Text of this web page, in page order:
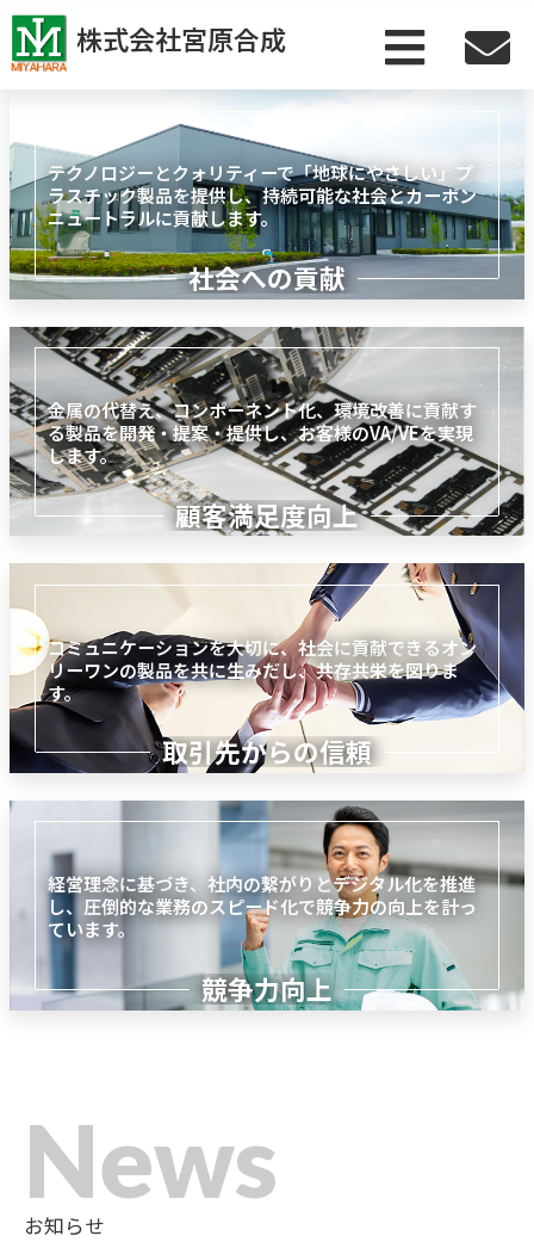
株式会社宮原合成
ホーム
選ばれる理由
技術情報
設備
会社案内
お問い合わせ
SDGs
テクノロジーとクォリティーで「地球にやさしい」プ
ラスチック製品を提供し、持続可能な社会とカーボン
ニュートラルに貢献します。
社会への貢献
金属の代替え、コンポーネント化、環境改善に貢献す
る製品を開発・提案・提供し、お客様のVA/VEを実現
します。
顧客満足度向上
コミュニケーションを大切に、社会に貢献できるオン
リーワンの製品を共に生みだし、共存共栄を図りま
す。
取引先からの信頼
経営理念に基づき、社内の繋がりとデジタル化を推進
し、圧倒的な業務のスピード化で競争力の向上を計っ
ています。
競争力向上
News
お知らせ